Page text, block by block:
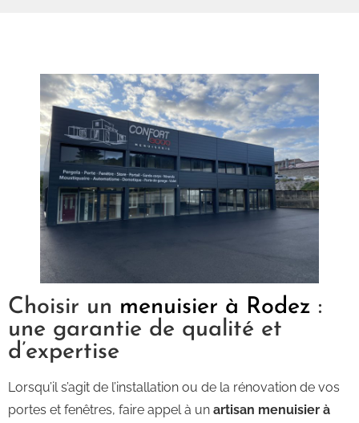
Choisir un menuisier à Rodez :
une garantie de qualité et
d’expertise
Lorsqu’il s’agit de l’installation ou de la rénovation de vos
portes et fenêtres, faire appel à un artisan menuisier à